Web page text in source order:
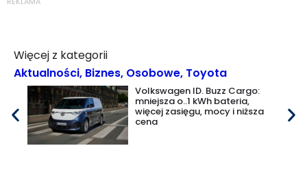
Więcej z kategorii
Aktualności, Biznes, Osobowe, Toyota
Volkswagen ID. Buzz Cargo:
mniejsza o..1 kWh bateria,
więcej zasięgu, mocy i niższa
cena